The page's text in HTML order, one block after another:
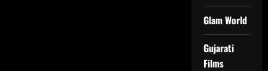
Glam World
Gujarati
Films